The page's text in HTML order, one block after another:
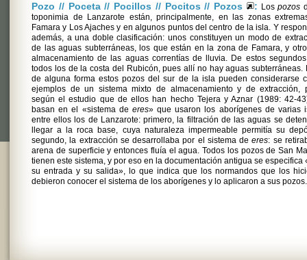
Pozo // Poceta // Pocillos // Pocitos // Pozos
: Lospozos
toponimia de Lanzarote están, principalmente, en las zonas
Famara y Los Ajaches y en algunos puntos del centro de la isla. Y
además, a una doble clasificación: unos constituyen un modo de
de las aguas subterráneas, los que están en la zona de Famara, y
almacenamiento de las aguas correntías de lluvia. De estos
todos los de la costa del Rubicón, pues allí no hay aguas subterráneas.
de alguna forma estos pozos del sur de la isla pueden considerarse
ejemplos de un sistema mixto de almacenamiento y de extracción,
según el estudio que de ellos han hecho Tejera y Aznar (1989: 42-
basan en el «sistema de eres» que usaron los aborígenes de varias
entre ellos los de Lanzarote: primero, la filtración de las aguas se
llegar a la roca base, cuya naturaleza impermeable permitía su
segundo, la extracción se desarrollaba por el sistema deeres: se
arena de superficie y entonces fluía el agua. Todos los pozos de San
tienen este sistema, y por eso en la documentación antigua se especifica
su entrada y su salida», lo que indica que los normandos que los
debieron conocer el sistema de los aborígenes y lo aplicaron a sus pozos.